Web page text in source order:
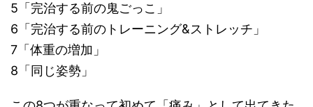
5「完治する前の鬼ごっこ」
6「完治する前のトレーニング&ストレッチ」
7「体重の増加」
8「同じ姿勢」